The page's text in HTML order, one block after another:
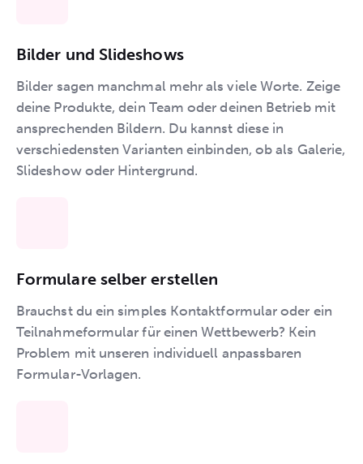
Bilder und Slideshows
Bilder sagen manchmal mehr als viele Worte. Zeige
deine Produkte, dein Team oder deinen Betrieb mit
ansprechenden Bildern. Du kannst diese in
verschiedensten Varianten einbinden, ob als Galerie,
Slideshow oder Hintergrund.
Formulare selber erstellen
Brauchst du ein simples Kontaktformular oder ein
Teilnahmeformular für einen Wettbewerb? Kein
Problem mit unseren individuell anpassbaren
Formular-Vorlagen.